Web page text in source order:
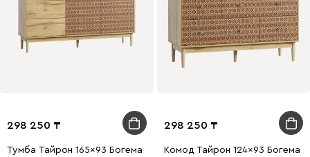
298 250
Тумба Тайрон 165x93 Богема ​
298 250
Комод Тайрон 124x93 Богема ​